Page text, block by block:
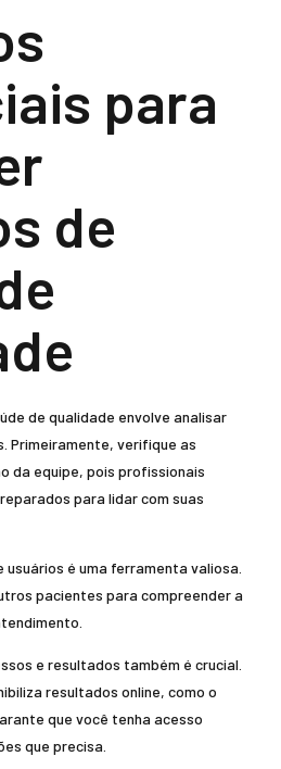
para
de
de qualidade envolve analisar
Primeiramente, verifique as
da equipe, pois profissionais
para lidar com suas
é uma ferramenta valiosa.
pacientes para compreender a
e resultados também é crucial.
resultados online, como o
que você tenha acesso
que precisa.